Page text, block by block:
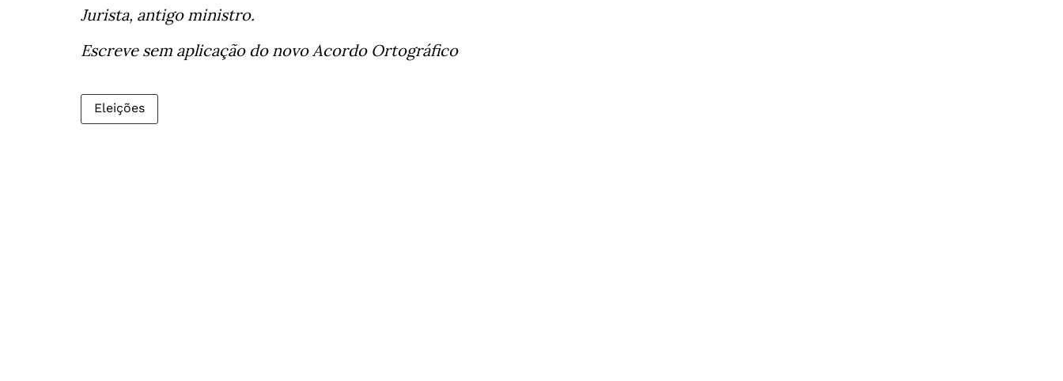
Jurista, antigo ministro.
Escreve sem aplicação do novo Acordo Ortográfico
Eleições